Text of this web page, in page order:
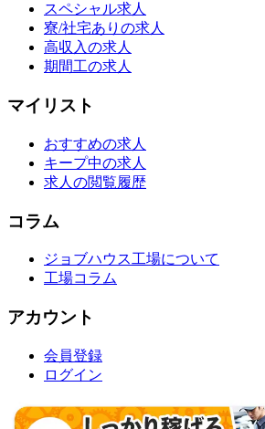
スペシャル求人
寮/社宅ありの求人
高収入の求人
期間工の求人
マイリスト
おすすめの求人
キープ中の求人
求人の閲覧履歴
コラム
ジョブハウス工場について
工場コラム
アカウント
会員登録
ログイン